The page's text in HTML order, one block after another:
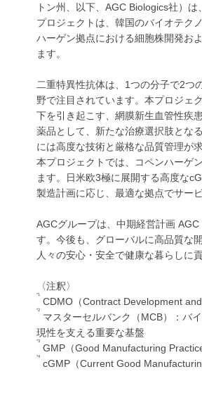
トン州、以下、AGC Biologics社）
プロジェクトは、韓国のバイオテク
ハーゲン拠点における細胞株開発お
ます。
二重特異性抗体は、1つの分子で2つ
野で注目されています。本プロジェ
下を引き起こす、網膜新生血管性疾
薬品として、新たな治療選択肢とな
には高度な技術と厳格な品質管理が
本プロジェクトでは、コペンハーゲ
ます。日米欧3極に展開する高度な
製造計画に応じ、最適な拠点でサー
AGCグループは、中期経営計画
す。今後も、グローバルに高品質な
人々の安心・安全で健康な暮らしに
〈注釈〉
*1
CDMO（Contract Development
*2
マスターセルバンク（MCB）：バ
現性を支える重要な基盤
*3
GMP（Good Manufacturing
*4
cGMP（Current Good